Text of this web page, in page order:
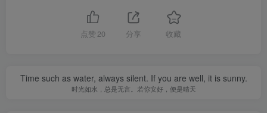
点赞 20 分享 收藏
Time such as water, always silent. If you are well, it is sunny.
时光如水，总是无言。若你安好，便是晴天